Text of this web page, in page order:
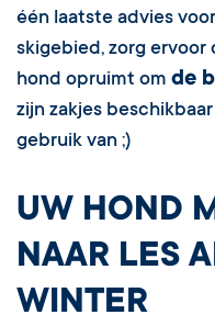
één laatste advies
skigebied, zorg
hond opruimt om de
zijn zakjes
gebruik van ;)
UW HOND
NAAR LES
WINTER